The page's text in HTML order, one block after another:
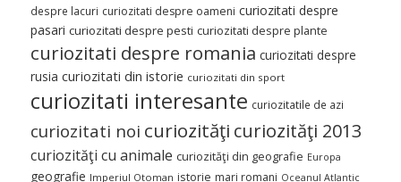
despre lacuri curiozitati despre oameni curiozitati despre
pasari curiozitati despre pesti curiozitati despre plante
curiozitati despre romania curiozitati despre
rusia curiozitati din istorie curiozitati din sport
curiozitati interesante curiozitatile de azi
curiozitati noi curiozităţi curiozităţi 2013
curiozităţi cu animale curiozităţi din geografie Europa
geografie Imperiul Otoman istorie mari romani Oceanul Atlantic